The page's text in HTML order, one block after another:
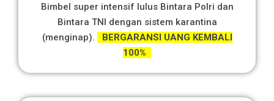
Bimbel super intensif lulus Bintara Polri dan
Bintara TNI dengan sistem karantina
(menginap).
BERGARANSI UANG KEMBALI
100%